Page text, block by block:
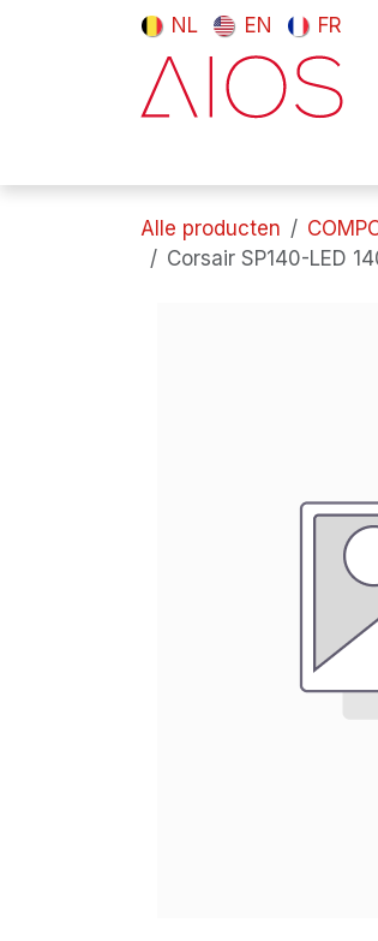
Overslaan naar inhoud
NL EN FR
Alle producten
Corsair SP140-LED